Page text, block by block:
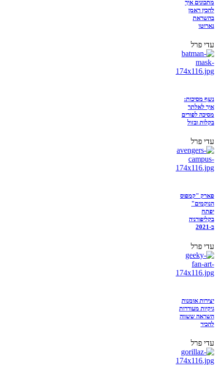
מתכונים איך
להכין ראמן
בהשראת
נארוטו
עדי פרל
נשף מסיכות:
איך לאלתר
מסיכה לפורים
בקלות ובזול
עדי פרל
פארק "קמפוס
הנוקמים"
יפתח
בקליפורניה
ב-2021
עדי פרל
יצירות אומנות
גיקיות מעוררות
השראה ששווה
להכיר
עדי פרל